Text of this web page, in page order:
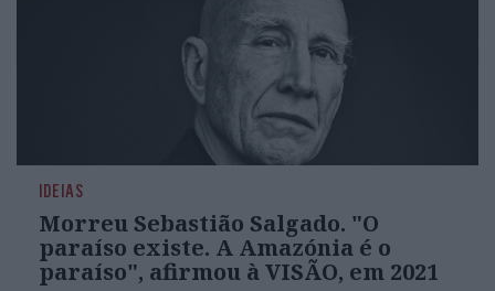
IDEIAS
Morreu Sebastião Salgado. "O
paraíso existe. A Amazónia é o
paraíso", afirmou à VISÃO, em 2021